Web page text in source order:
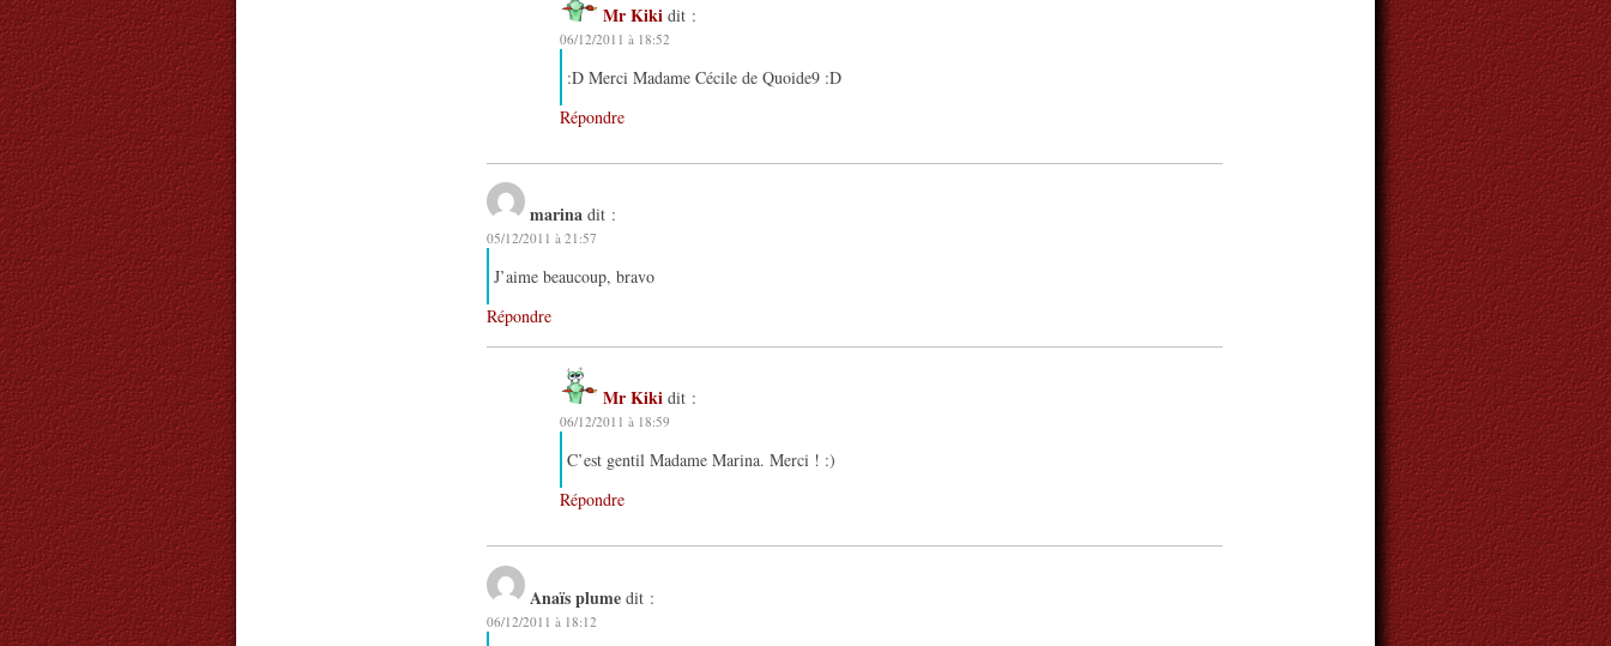
Mr Kiki dit :
06/12/2011 à 18:52
:D Merci Madame Cécile de Quoide9 :D
Répondre
marina dit :
05/12/2011 à 21:57
J’aime beaucoup, bravo
Répondre
Mr Kiki dit :
06/12/2011 à 18:59
C’est gentil Madame Marina. Merci ! :)
Répondre
Anaïs plume dit :
06/12/2011 à 18:12